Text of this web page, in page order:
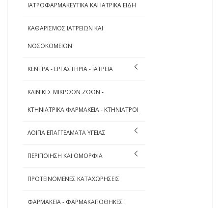
ΙΑΤΡΟΦΑΡΜΑΚΕΥΤΙΚΑ ΚΑΙ ΙΑΤΡΙΚΑ ΕΙΔΗ
ΚΑΘΑΡΙΣΜΟΣ ΙΑΤΡΕΙΩΝ ΚΑΙ
ΝΟΣΟΚΟΜΕΙΩΝ
ΚΕΝΤΡΑ - ΕΡΓΑΣΤΗΡΙΑ - ΙΑΤΡΕΙΑ
ΚΛΙΝΙΚΕΣ ΜΙΚΡΩΩΝ ΖΩΩΝ -
ΚΤΗΝΙΑΤΡΙΚΑ ΦΑΡΜΑΚΕΙΑ - ΚΤΗΝΙΑΤΡΟΙ
ΛΟΙΠΑ ΕΠΑΓΓΕΛΜΑΤΑ ΥΓΕΙΑΣ
ΠΕΡΙΠΟΙΗΣΗ ΚΑΙ ΟΜΟΡΦΙΑ
ΠΡΟΤΕΙΝΟΜΕΝΕΣ ΚΑΤΑΧΩΡΗΣΕΙΣ
ΦΑΡΜΑΚΕΙΑ - ΦΑΡΜΑΚΑΠΟΘΗΚΕΣ